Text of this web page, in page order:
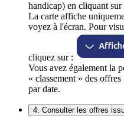
handicap) en cliquant sur
La carte affiche
voyez à l'écran. Pour
cliquez sur :
Vous avez également la
« classement » des
par date.
4. Consulter les offres